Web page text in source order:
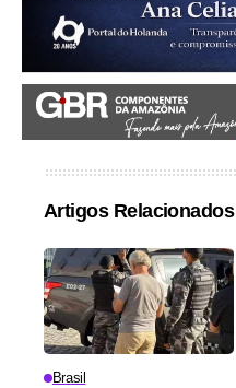
Artigos Relacionados
Brasil